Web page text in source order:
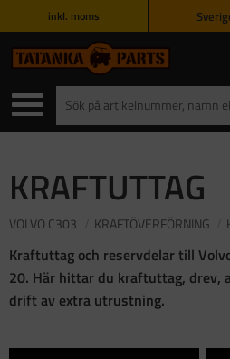
inkl. moms
KRAFTUTTAG
VOLVO C303 KRAFTÖVERFÖRNING
Kraftuttag och reservdelar till
20. Här hittar du kraftuttag, drev,
drift av extra utrustning.